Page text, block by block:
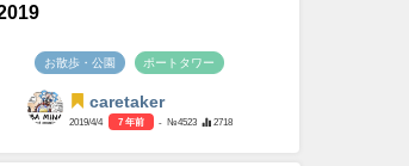
お散歩・公園 ポートタワー
caretaker
2019/4/4 7 年前 - №4523 2718